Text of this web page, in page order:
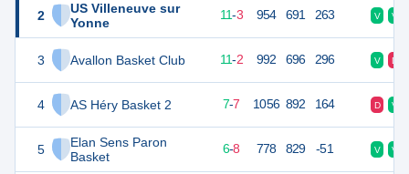
2
US Villeneuve sur
Yonne
3 Avallon Basket Club
4 AS Héry Basket 2
5
Elan Sens Paron
Basket
25 11-3 954 691 263 V V
24 11-2 992 696 296 V D
21 7-7 1056 892 164 D V
20 6-8 778 829 -51 V V